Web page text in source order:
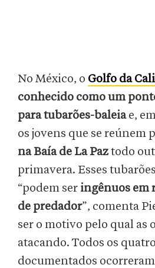
No México, o Golfo da
conhecido como um
para tubarões-baleiae,
os jovens que se reúnem
na Baía de La Paztodo
primavera. Esses
“podem ser ingênuos em
de predador”, comenta
ser o motivo pelo qual as
atacando. Todos os
documentados ocorreram